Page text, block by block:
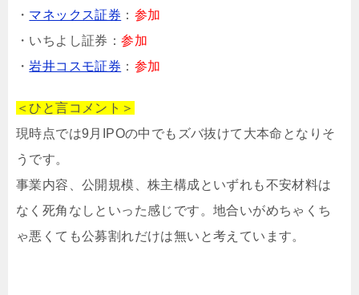
・ マネックス証券 ： 参加
・いちよし証券：参加
・岩井コスモ証券 ： 参加
＜ひと言コメント＞
現時点では9月IPOの中でもズバ抜けて大本命となりそ
うです。
事業内容、公開規模、株主構成といずれも不安材料は
なく死角なしといった感じです。地合いがめちゃくち
ゃ悪くても公募割れだけは無いと考えています。